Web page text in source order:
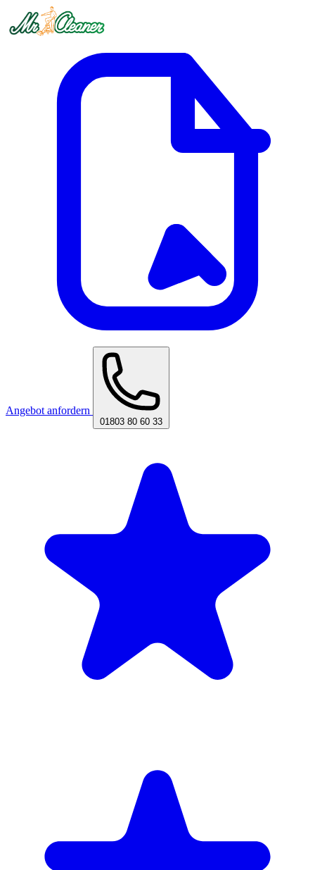
Angebot anfordern
01803 80 60 33